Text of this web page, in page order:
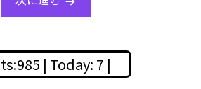
| Today: 7 |